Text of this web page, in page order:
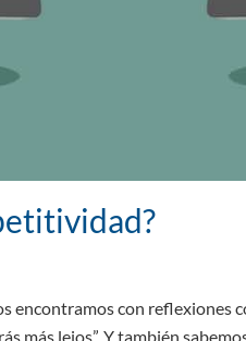
encontramos con reflexiones
más lejos”. Y también